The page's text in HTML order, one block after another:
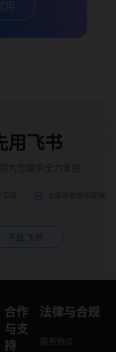
用
用飞书
下载飞书
合作
与支
持
法律与合规
服务协议